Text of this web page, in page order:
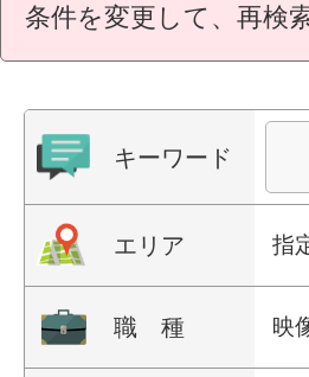
条件を変更して、再検
キーワード
エリア 指
職 種 映